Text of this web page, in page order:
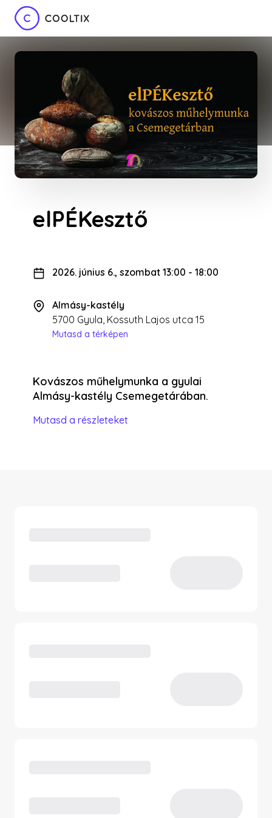
elPÉKesztő
2026. június 6., szombat 13:00 - 18:00
Almásy-kastély
5700 Gyula, Kossuth Lajos utca 15
Mutasd a térképen
Kovászos műhelymunka a gyulai
Almásy-kastély Csemegetárában.
Mutasd a részleteket